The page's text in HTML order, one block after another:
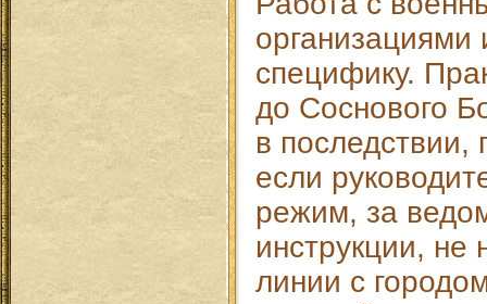
специфику.
до Соснового
в последствии,
если
режим, за
инструкции, не
линии с